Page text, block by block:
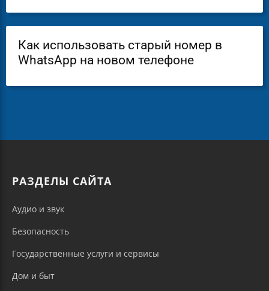
Как использовать старый номер в
WhatsApp на новом телефоне
РАЗДЕЛЫ САЙТА
Аудио и звук
Безопасность
Государственные услуги и сервисы
Дом и быт